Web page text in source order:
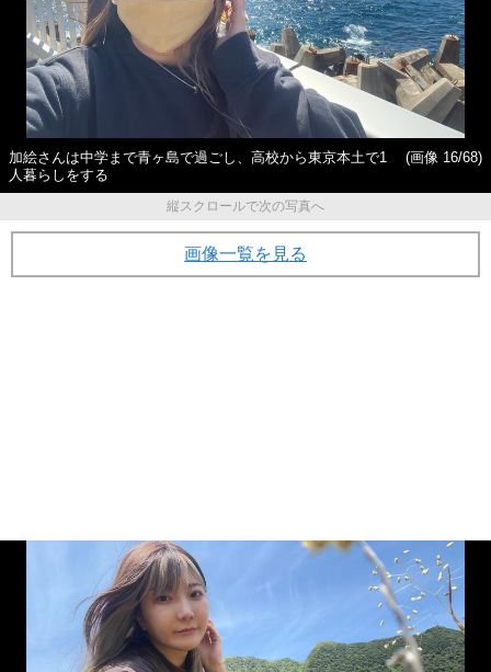
加絵さんは中学まで青ヶ島で過ごし、高校から東京本土で1
人暮らしをする
(画像 16/68)
縦スクロールで次の写真へ
画像一覧を見る